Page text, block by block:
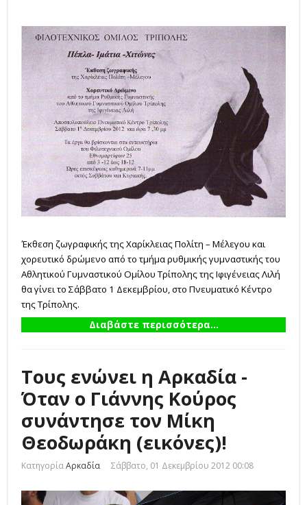
Έκθεση ζωγραφικής της Χαρίκλειας Πολίτη – Μέλεγου και
χορευτικό δρώμενο από το τμήμα ρυθμικής γυμναστικής του
Αθλητικού Γυμναστικού Ομίλου Τρίπολης της Ιφιγένειας Λιλή
θα γίνει το Σάββατο 1 Δεκεμβρίου, στο Πνευματικό Κέντρο
της Τρίπολης.
Διαβάστε περισσότερα...
Τους ενώνει η Αρκαδία -
Όταν ο Γιάννης Κούρος
συνάντησε τον Μίκη
Θεοδωράκη (εικόνες)!
ΚατηγορίαΑρκαδία Σάββατο, 01 Δεκεμβρίου 2012 00:08